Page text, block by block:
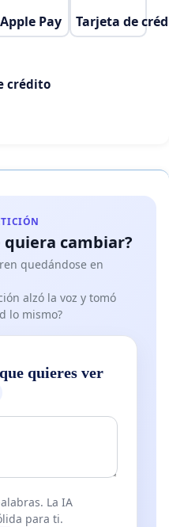
Apple Pay Tarjeta de
crédito
quiera cambiar?
quedándose en
alzó la voz y tomó
lo mismo?
quieres ver
La IA
para ti.